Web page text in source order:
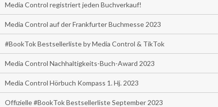
Media Control registriert jeden Buchverkauf!
Media Control auf der Frankfurter Buchmesse 2023
#BookTok Bestsellerliste by Media Control & TikTok
Media Control Nachhaltigkeits-Buch-Award 2023
Media Control Hörbuch Kompass 1. Hj. 2023
Offizielle #BookTok Bestsellerliste September 2023